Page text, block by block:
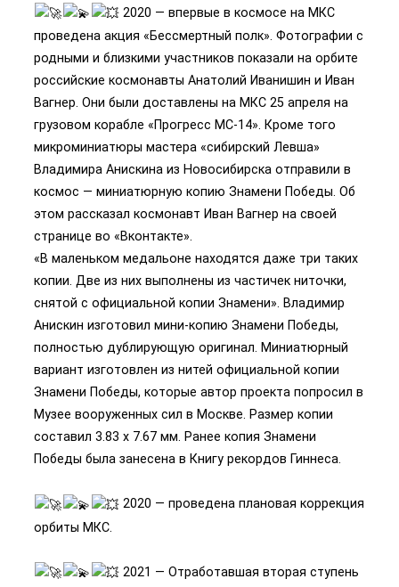
2020 — впервые в космосе на МКС
проведена акция «Бессмертный полк». Фотографии с
родными и близкими участников показали на орбите
российские космонавты Анатолий Иванишин и Иван
Вагнер. Они были доставлены на МКС 25 апреля на
грузовом корабле «Прогресс МС-14». Кроме того
микроминиатюры мастера «сибирский Левша»
Владимира Анискина из Новосибирска отправили в
космос — миниатюрную копию Знамени Победы. Об
этом рассказал космонавт Иван Вагнер на своей
странице во «Вконтакте».
«В маленьком медальоне находятся даже три таких
копии. Две из них выполнены из частичек ниточки,
снятой с официальной копии Знамени». Владимир
Анискин изготовил мини-копию Знамени Победы,
полностью дублирующую оригинал. Миниатюрный
вариант изготовлен из нитей официальной копии
Знамени Победы, которые автор проекта попросил в
Музее вооруженных сил в Москве. Размер копии
составил 3.83 х 7.67 мм. Ранее копия Знамени
Победы была занесена в Книгу рекордов Гиннеса.
2020 — проведена плановая коррекция
орбиты МКС.
2021 — Отработавшая вторая ступень